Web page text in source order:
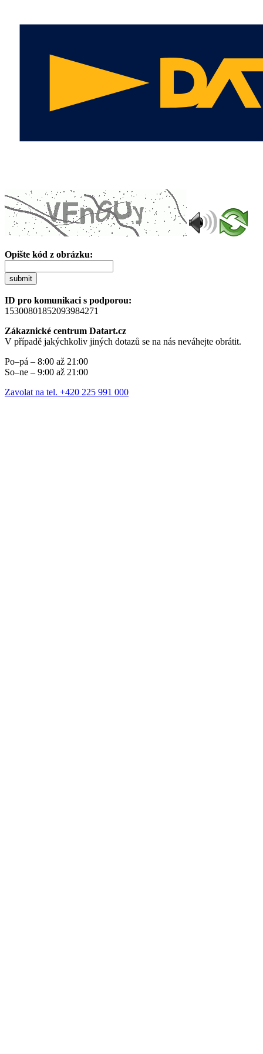
Opište kód z obrázku:
submit
ID pro komunikaci s podporou:
15300801852093984271
Zákaznické centrum Datart.cz
V případě jakýchkoliv jiných dotazů se na nás neváhejte obrátit.
Po–pá – 8:00 až 21:00
So–ne – 9:00 až 21:00
Zavolat na tel. +420 225 991 000